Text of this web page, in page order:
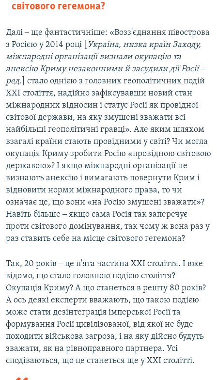
світового гегемона?
Далі ‒ ще фантастичніше: «Возз'єднання півострова
з Росією у 2014 році [
Україна, низка країн Заходу,
міжнародні організації визнали окупацію та
анексію Криму незаконними й засудили дії Росії ‒
ред. ] стало однією з головних геополітичних подій
XXI століття, надійно зафіксувавши новий стан
міжнародних відносин і статус Росії як провідної
світової держави, на яку змушені зважати всі
найбільші геополітичні гравці». Але яким шляхом
взагалі країни стають провідними у світі? Чи могла
окупація Криму зробити Росію «провідною світовою
державою»? І якщо міжнародні організації не
визнають анексію і вимагають повернути Крим і
відновити норми міжнародного права, то чи
означає це, що вони «на Росію змушені зважати»?
Навіть більше ‒ якщо сама Росія так заперечує
проти світового домінування, так чому ж вона раз у
раз ставить себе на місце світового гегемона?
Так, 20 років ‒ це п'ята частина ХХI століття. І вже
відомо, що стало головною подією століття?
Окупація Криму? А що станеться в решту 80 років?
А ось деякі експерти вважають, що такою подією
може стати дезінтеграція імперської Росії та
формування Росії цивілізованої, від якої не буде
походити військова загроза, і на яку дійсно будуть
зважати, як на рівноправного партнера. Усі
сподіваються, що це станеться ще у ХХI столітті.